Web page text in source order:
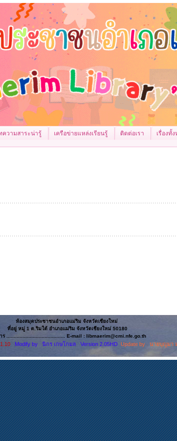
ความสาระน่ารู้ เครือข่ายแหล่งเรียนรู้ ติดต่อเรา เรื่องทั้
ห้องสมุดประชาชนอำเภอแม่ริม จังหวัดเชียงใหม่
ที่อยู่ หมู่ 1 ต.ริมใต้ อำเภอแม่ริม จังหวัดเชียงใหม่ 50180
ร ........................................ E-mail : libmaerim@cmi.nfe.go.th
1.10 Modify by นิกร เกษโกมล Version 2.05HD Update by นายบุญมา